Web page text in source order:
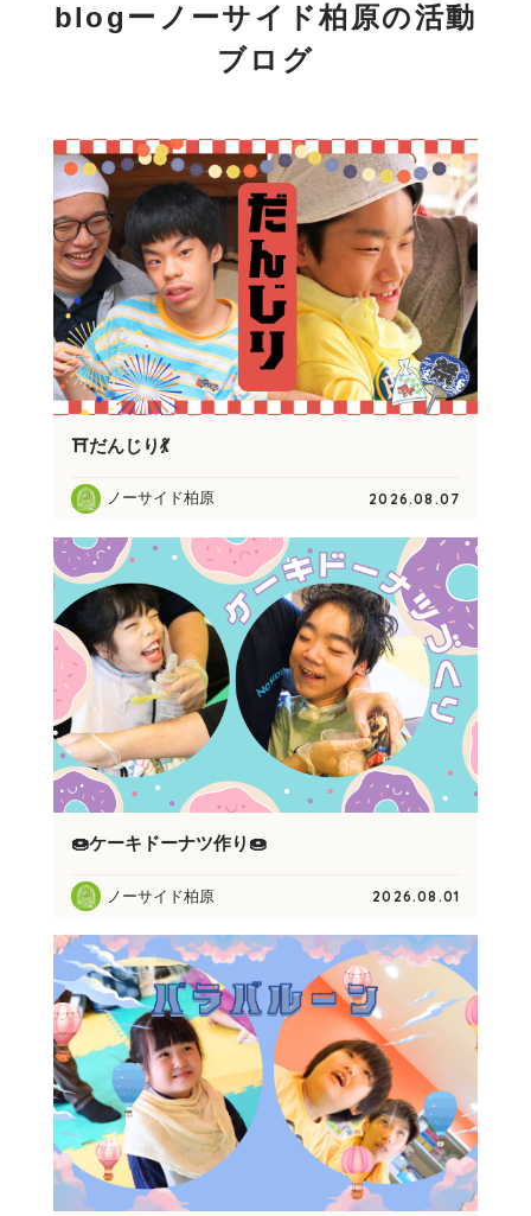
blogーノーサイド柏原の活動
ブログ
⛩️だんじり💃
ノーサイド柏原 2026.08.07
🍩ケーキドーナツ作り🍩
ノーサイド柏原 2026.08.01